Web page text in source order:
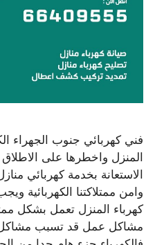
فني كهربائي جنوب الجهراء
المنزل واخطرها على
الاستعانة بخدمة كهربائي
وامن ممتلاكتنا الكهربائية
مشاكل عمل قد تسبب مشاكل